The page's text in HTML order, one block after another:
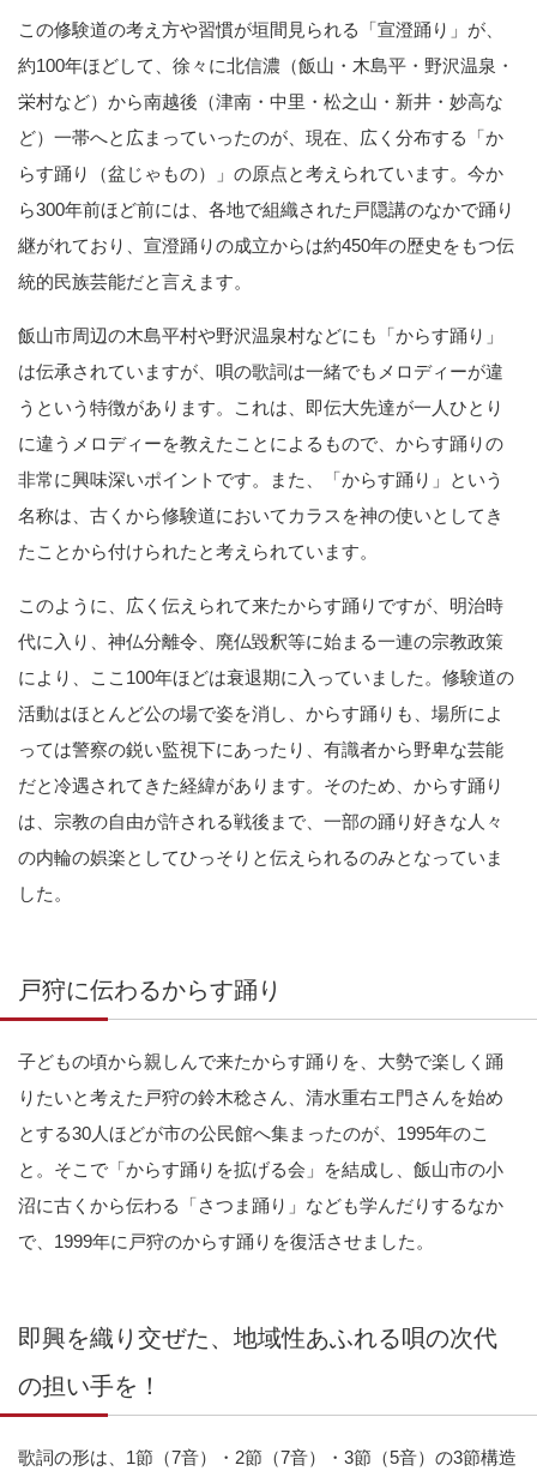
この修験道の考え方や習慣が垣間見られる「宣澄踊り」が、
約100年ほどして、徐々に北信濃（飯山・木島平・野沢温泉・
栄村など）から南越後（津南・中里・松之山・新井・妙高な
ど）一帯へと広まっていったのが、現在、広く分布する「か
らす踊り（盆じゃもの）」の原点と考えられています。今か
ら300年前ほど前には、各地で組織された戸隠講のなかで踊り
継がれており、宣澄踊りの成立からは約450年の歴史をもつ伝
統的民族芸能だと言えます。
飯山市周辺の木島平村や野沢温泉村などにも「からす踊り」
は伝承されていますが、唄の歌詞は一緒でもメロディーが違
うという特徴があります。これは、即伝大先達が一人ひとり
に違うメロディーを教えたことによるもので、からす踊りの
非常に興味深いポイントです。また、「からす踊り」という
名称は、古くから修験道においてカラスを神の使いとしてき
たことから付けられたと考えられています。
このように、広く伝えられて来たからす踊りですが、明治時
代に入り、神仏分離令、廃仏毀釈等に始まる一連の宗教政策
により、ここ100年ほどは衰退期に入っていました。修験道の
活動はほとんど公の場で姿を消し、からす踊りも、場所によ
っては警察の鋭い監視下にあったり、有識者から野卑な芸能
だと冷遇されてきた経緯があります。そのため、からす踊り
は、宗教の自由が許される戦後まで、一部の踊り好きな人々
の内輪の娯楽としてひっそりと伝えられるのみとなっていま
した。
戸狩に伝わるからす踊り
子どもの頃から親しんで来たからす踊りを、大勢で楽しく踊
りたいと考えた戸狩の鈴木稔さん、清水重右エ門さんを始め
とする30人ほどが市の公民館へ集まったのが、1995年のこ
と。そこで「からす踊りを拡げる会」を結成し、飯山市の小
沼に古くから伝わる「さつま踊り」なども学んだりするなか
で、1999年に戸狩のからす踊りを復活させました。
即興を織り交ぜた、地域性あふれる唄の次代
の担い手を！
歌詞の形は、1節（7音）・2節（7音）・3節（5音）の3節構造